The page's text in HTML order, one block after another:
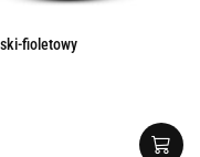
fioletowy